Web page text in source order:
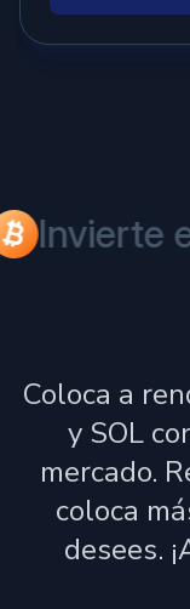
Invierte
Coloca a
y SOL
mercado.
coloca
desees.